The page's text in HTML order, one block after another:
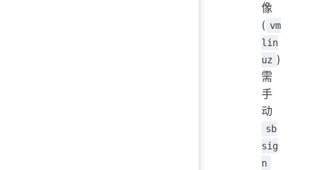
像
( vm
lin
uz )
需
手
动
sb
sig
n